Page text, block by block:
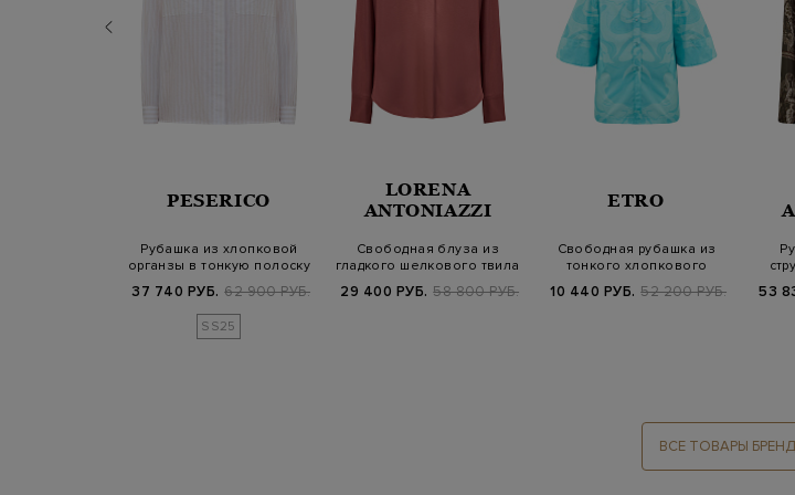
PESERICO
Рубашка из хлопковой
органзы в тонкую полоску
37 740 РУБ. 62 900 РУБ.
SS25
LORENA
ANTONIAZZI
Свободная блуза из
гладкого шелкового твила
29 400 РУБ. 58 800 РУБ.
ETRO
Свободная рубашка из
тонкого хлопкового
10 440 РУБ. 52 200 РУБ. 53
ВСЕ ТОВАРЫ